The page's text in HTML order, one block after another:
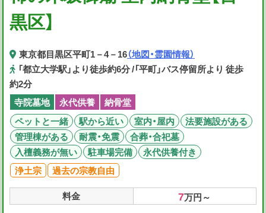
黒区】
東京都目黒区平町1－4－16（地図・霊園情報）
「都立大学駅」より徒歩約6分 /「平町」バス停留所より 徒歩
約2分
寺院墓地 永代供養
納骨堂
ペットと一緒
駅から近い 室内・屋内
法要施設がある
管理棟がある
耐震・免震
合葬・合祀墓
入檀義務が無い
駐車場完備
永代供養付き
浄土宗
過去の宗教自由
料金
7万円～